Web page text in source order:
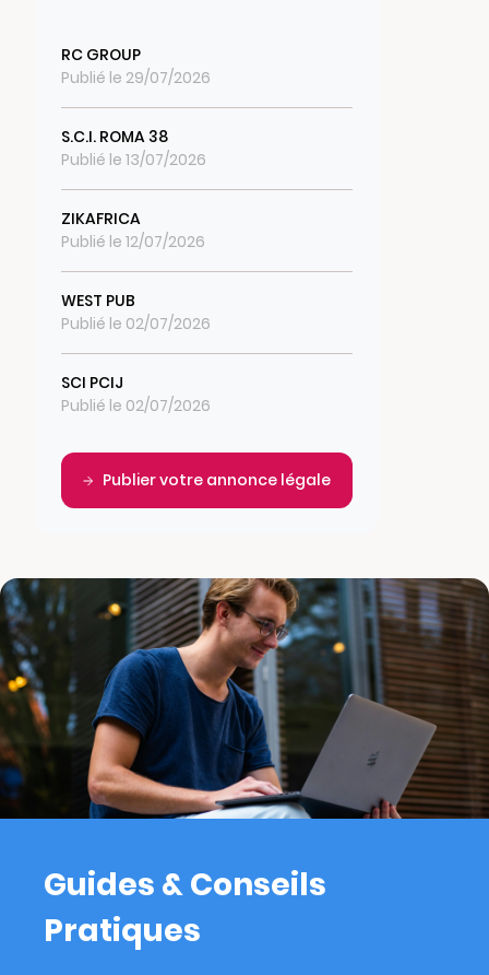
RC GROUP
Publié le 29/07/2026
S.C.I. ROMA 38
Publié le 13/07/2026
ZIKAFRICA
Publié le 12/07/2026
WEST PUB
Publié le 02/07/2026
SCI PCIJ
Publié le 02/07/2026
Publier votre annonce légale
Guides & Conseils
Pratiques